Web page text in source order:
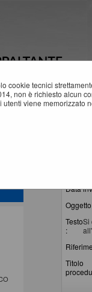
cookie tecnici
non è richiesto alcun
viene memorizzato
Data
Testo
:
Si
Titolo